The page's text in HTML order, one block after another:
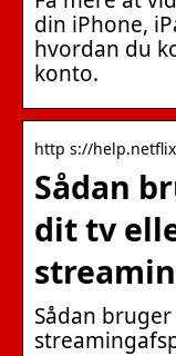
din iPhone,
hvordan du
konto.
http s://
Sådan
dit tv
Sådan